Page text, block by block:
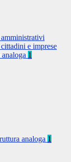
e imprese
1
analoga 1